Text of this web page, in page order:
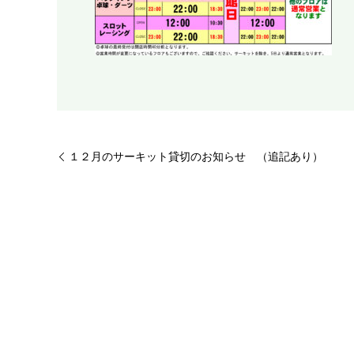
１２月のサーキット貸切のお知らせ （追記あり）